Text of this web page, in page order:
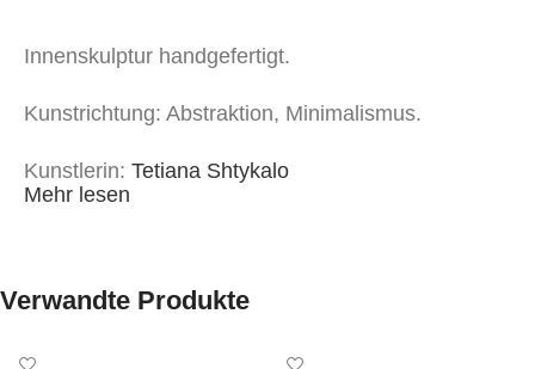
Innenskulptur handgefertigt.
Kunstrichtung: Abstraktion, Minimalismus.
Kunstlerin: Tetiana Shtykalo
Mehr lesen
Verwandte Produkte